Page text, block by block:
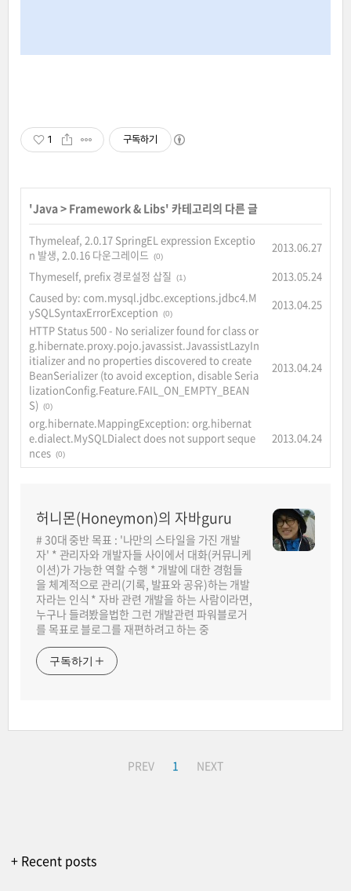
1 구독하기
'Java> Framework & Libs' 카테고리의 다른 글
Thymeleaf, 2.0.17 SpringEL expression Exceptio
n 발생, 2.0.16 다운그레이드
(0)
2013.06.27
Thymeself, prefix 경로설정 삽질
(1)
2013.05.24
Caused by: com.mysql.jdbc.exceptions.jdbc4.M
ySQLSyntaxErrorException
(0)
2013.04.25
HTTP Status 500 - No serializer found for class or
g.hibernate.proxy.pojo.javassist.JavassistLazyIn
itializer and no properties discovered to create
BeanSerializer (to avoid exception, disable Seria
lizationConfig.Feature.FAIL_ON_EMPTY_BEAN
S)
(0)
2013.04.24
org.hibernate.MappingException: org.hibernat
e.dialect.MySQLDialect does not support seque
nces (0)
2013.04.24
허니몬(Honeymon)의 자바guru
# 30대 중반 목표 : '나만의 스타일을 가진 개발
자' * 관리자와 개발자들 사이에서 대화(커뮤니케
이션)가 가능한 역할 수행 * 개발에 대한 경험들
을 체계적으로 관리(기록, 발표와 공유)하는 개발
자라는 인식 * 자바 관련 개발을 하는 사람이라면,
누구나 들려봤을법한 그런 개발관련 파워블로거
를 목표로 블로그를 재편하려고 하는 중
구독하기
PREV 1 NEXT
+ Recent posts